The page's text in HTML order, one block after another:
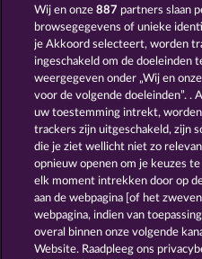
DUCK SHOOTER
MAJESTIC KING
Algemene
Wij en onze887 partners slaan
browsegegevens of unieke
je Akkoord selecteert, worden
ingeschakeld om de doeleinden
weergegeven onder „Wij en
voor de volgende doeleinden”. .
uw toestemming intrekt,
trackers zijn uitgeschakeld, zijn
die je ziet wellicht niet zo
opnieuw openen om je keuzes
elk moment intrekken door op
aan de webpagina [of het
webpagina, indien van
overal binnen onze volgende
Website. Raadpleeg ons